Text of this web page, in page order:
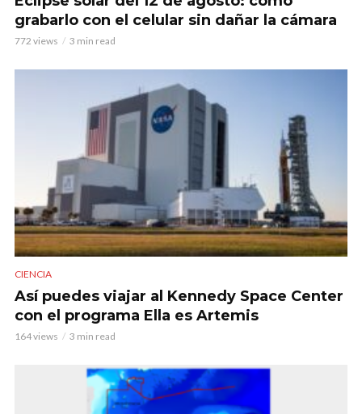
grabarlo con el celular sin dañar la cámara
772 views 3 min read
CIENCIA
Así puedes viajar al Kennedy Space Center
con el programa Ella es Artemis
164 views 3 min read